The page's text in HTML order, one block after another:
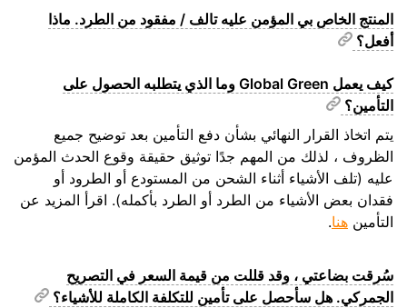
المنتج الخاص بي المؤمن عليه تالف / مفقود من الطرد. ماذا
أفعل؟
كيف يعمل Global Green وما الذي يتطلبه الحصول على
التأمين؟
يتم اتخاذ القرار النهائي بشأن دفع التأمين بعد توضيح جميع
الظروف ، لذلك من المهم جدًا توثيق حقيقة وقوع الحدث المؤمن
عليه (تلف الأشياء أثناء الشحن من المستودع أو الطرود أو
فقدان بعض الأشياء من الطرد أو الطرد بأكمله). اقرأ المزيد عن
التأمين هنا.
سُرقت بضاعتي ، وقد قللت من قيمة السعر في التصريح
الجمركي. هل سأحصل على تأمين للتكلفة الكاملة للأشياء؟